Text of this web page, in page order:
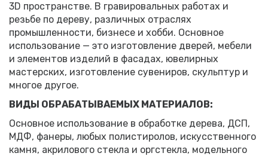
3D пространстве. В гравировальных работах и
резьбе по дереву, различных отраслях
промышленности, бизнесе и хобби. Основное
использование — это изготовление дверей, мебели
и элементов изделий в фасадах, ювелирных
мастерских, изготовление сувениров, скульптур и
многое другое.
ВИДЫ ОБРАБАТЫВАЕМЫХ МАТЕРИАЛОВ:
Основное использование в обработке дерева, ДСП,
МДФ, фанеры, любых полистиролов, искусственного
камня, акрилового стекла и оргстекла, модельного